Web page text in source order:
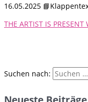
16.05.2025
THE ARTIST IS PRESENT
Suchen nach: